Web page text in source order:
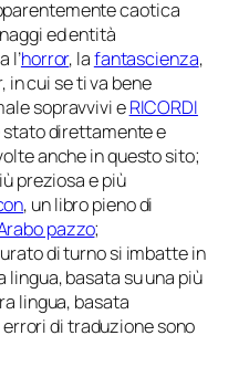
caotica
ed entità
l’horror, lafantascienza,
in cui se ti va bene
sopravvivi eRICORDI
stato direttamente e
anche in questo sito;
preziosa e più
, un libro pieno di
pazzo;
di turno si imbatte in
lingua, basata su una più
lingua, basata
errori di traduzione sono